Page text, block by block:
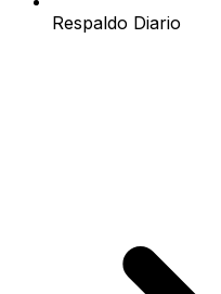
Respaldo Diario